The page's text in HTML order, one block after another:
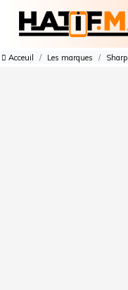
Acceuil Les marques Sharp